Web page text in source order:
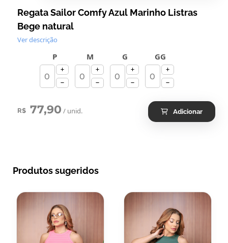
Regata Sailor Comfy Azul Marinho Listras
Bege natural
Ver descrição
P M G GG
R$ 77,90 / unid. Adicionar
Produtos sugeridos